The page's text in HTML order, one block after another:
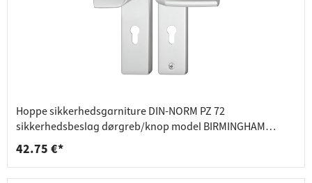
Hoppe sikkerhedsgarniture DIN-NORM PZ 72
sikkerhedsbeslag dørgreb/knop model BIRMINGHAM
aluminium
42.75 €*